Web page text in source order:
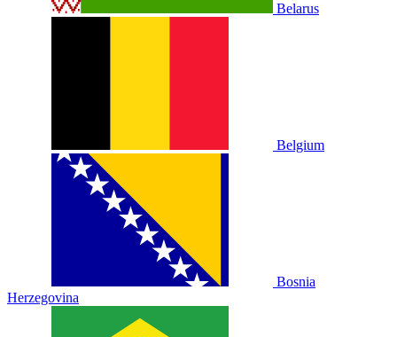
Belarus
Belgium
Bosnia
Herzegovina